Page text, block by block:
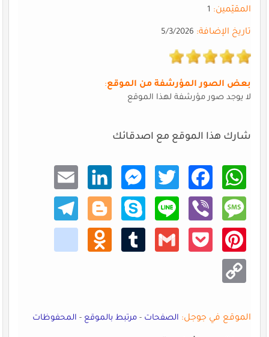
المقيّمين:1
تاريخ الإضافة:5/3/2026
بعض الصور المؤرشفة من الموقع:
لا يوجد صور مؤرشفة لهذا الموقع
شارك هذا الموقع مع اصدقائك
What
sApp
Faceb
ook
Twitt
er
Mess
enger
Linke
dIn
Email
Mess
age
Viber
Line
Skype
Blogg
er
Teleg
ram
Pinte
rest
Pocke
Gmail
Tumb
Odno
klass
niki
Copy
Link
الموقع في جوجل: الصفحات-مرتبط بالموقع-المحفوظات